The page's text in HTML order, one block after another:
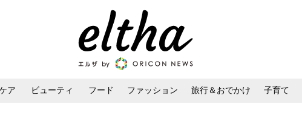
ア ビューティ フード ファッション 旅行＆おでかけ 子育て